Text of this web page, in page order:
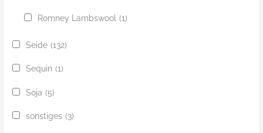
Romney Lambswool (1)
Seide (132)
Sequin (1)
Soja (5)
sonstiges (3)